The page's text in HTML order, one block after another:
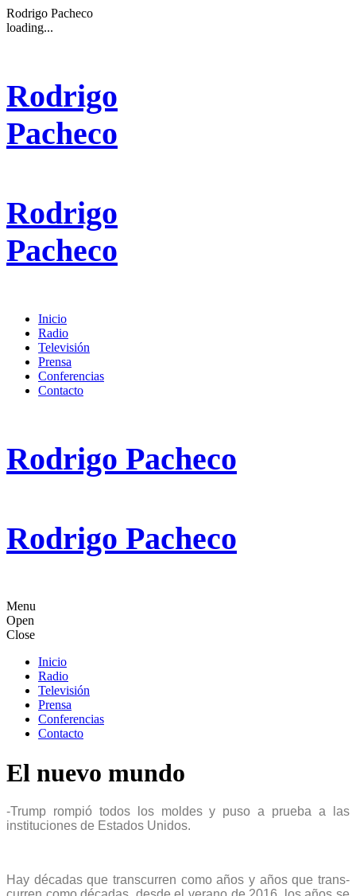
Rodrigo Pacheco
loading...
Rodrigo
Pacheco
Rodrigo
Pacheco
Inicio
Radio
Televisión
Prensa
Conferencias
Contacto
Rodrigo Pacheco
Rodrigo Pacheco
Menu
Open
Close
Inicio
Radio
Televisión
Prensa
Conferencias
Contacto
El nuevo mundo
-Trump rompió todos los moldes y puso a prueba a las
instituciones de Estados Unidos.
Hay décadas que transcurren como años y años que trans­